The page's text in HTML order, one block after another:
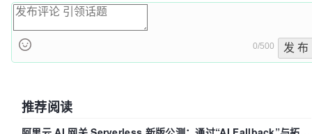
0/500 发 布
推荐阅读